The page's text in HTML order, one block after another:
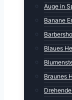
Auge in
Banane
Blaues
Braunes